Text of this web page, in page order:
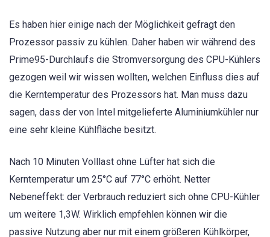
Es haben hier einige nach der Möglichkeit gefragt den
Prozessor passiv zu kühlen. Daher haben wir während des
Prime95-Durchlaufs die Stromversorgung des CPU-Kühlers
gezogen weil wir wissen wollten, welchen Einfluss dies auf
die Kerntemperatur des Prozessors hat. Man muss dazu
sagen, dass der von Intel mitgelieferte Aluminiumkühler nur
eine sehr kleine Kühlfläche besitzt.
Nach 10 Minuten Volllast ohne Lüfter hat sich die
Kerntemperatur um 25°C auf 77°C erhöht. Netter
Nebeneffekt: der Verbrauch reduziert sich ohne CPU-Kühler
um weitere 1,3W. Wirklich empfehlen können wir die
passive Nutzung aber nur mit einem größeren Kühlkörper,